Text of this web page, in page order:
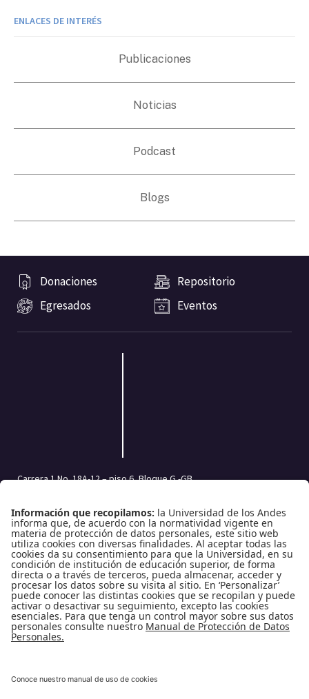
ENLACES DE INTERÉS
Publicaciones
Noticias
Podcast
Blogs
Donaciones
Repositorio
Egresados
Eventos
Carrera 1 No. 18A-12 – piso 6, Bloque G -GB
Tel.: (601) 332 45 05 | (601) 339 49 49 Ext.: 2500
Fax (601) 332 45 08
Redes Sociales